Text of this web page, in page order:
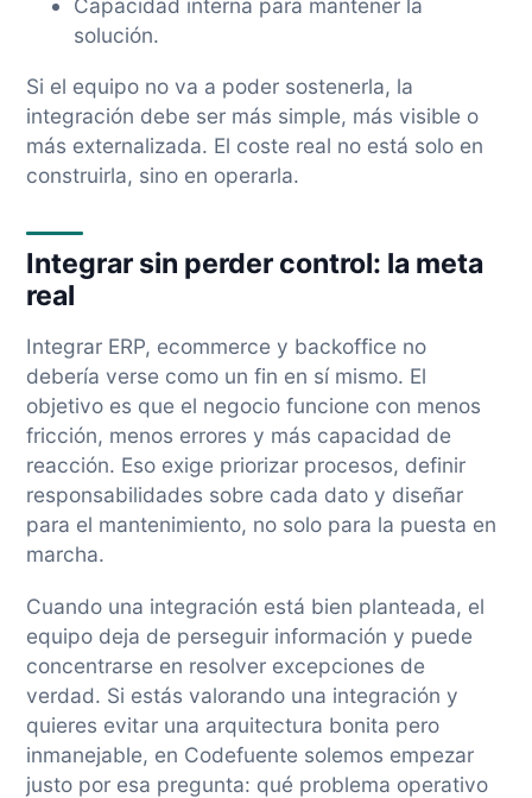
Capacidad interna para mantener la
solución.
Si el equipo no va a poder sostenerla, la
integración debe ser más simple, más visible o
más externalizada. El coste real no está solo en
construirla, sino en operarla.
Integrar sin perder control: la meta
real
Integrar ERP, ecommerce y backoffice no
debería verse como un fin en sí mismo. El
objetivo es que el negocio funcione con menos
fricción, menos errores y más capacidad de
reacción. Eso exige priorizar procesos, definir
responsabilidades sobre cada dato y diseñar
para el mantenimiento, no solo para la puesta en
marcha.
Cuando una integración está bien planteada, el
equipo deja de perseguir información y puede
concentrarse en resolver excepciones de
verdad. Si estás valorando una integración y
quieres evitar una arquitectura bonita pero
inmanejable, en Codefuente solemos empezar
justo por esa pregunta: qué problema operativo